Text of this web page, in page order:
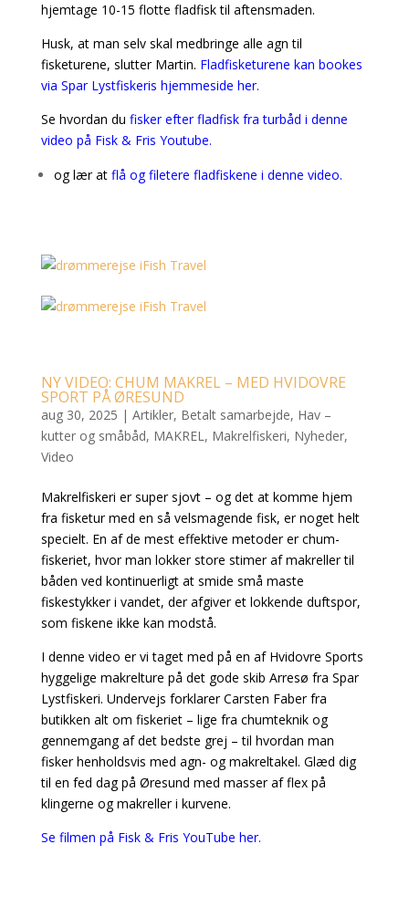
hjemtage 10-15 flotte fladfisk til aftensmaden.
Husk, at man selv skal medbringe alle agn til
fisketurene, slutter Martin. Fladfisketurene kan bookes
via Spar Lystfiskeris hjemmeside her.
Se hvordan du fisker efter fladfisk fra turbåd i denne
video på Fisk & Fris Youtube.
og lær at flå og filetere fladfiskene i denne video.
NY VIDEO: CHUM MAKREL – MED HVIDOVRE
SPORT PÅ ØRESUND
aug 30, 2025 | Artikler, Betalt samarbejde, Hav –
kutter og småbåd, MAKREL, Makrelfiskeri, Nyheder,
Video
Makrelfiskeri er super sjovt – og det at komme hjem
fra fisketur med en så velsmagende fisk, er noget helt
specielt. En af de mest effektive metoder er chum-
fiskeriet, hvor man lokker store stimer af makreller til
båden ved kontinuerligt at smide små maste
fiskestykker i vandet, der afgiver et lokkende duftspor,
som fiskene ikke kan modstå.
I denne video er vi taget med på en af Hvidovre Sports
hyggelige makrelture på det gode skib Arresø fra Spar
Lystfiskeri. Undervejs forklarer Carsten Faber fra
butikken alt om fiskeriet – lige fra chumteknik og
gennemgang af det bedste grej – til hvordan man
fisker henholdsvis med agn- og makreltakel. Glæd dig
til en fed dag på Øresund med masser af flex på
klingerne og makreller i kurvene.
Se filmen på Fisk & Fris YouTube her.